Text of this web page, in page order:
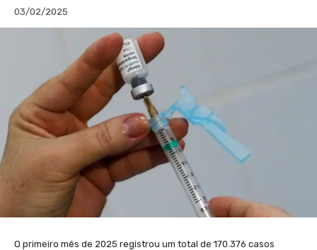
03/02/2025
O primeiro mês de 2025 registrou um total de 170.376 casos